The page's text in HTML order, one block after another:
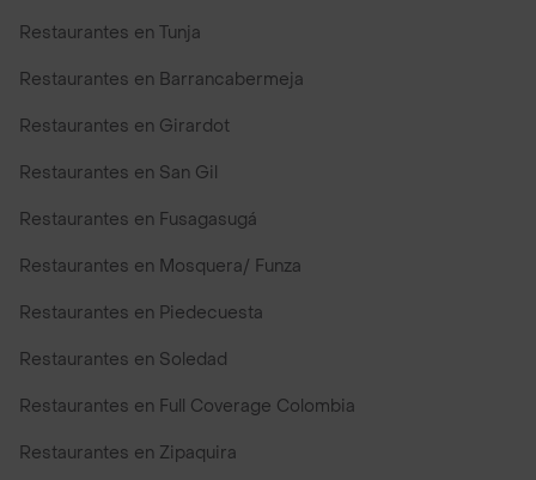
Restaurantes en Tunja
Restaurantes en Barrancabermeja
Restaurantes en Girardot
Restaurantes en San Gil
Restaurantes en Fusagasugá
Restaurantes en Mosquera/ Funza
Restaurantes en Piedecuesta
Restaurantes en Soledad
Restaurantes en Full Coverage Colombia
Restaurantes en Zipaquira